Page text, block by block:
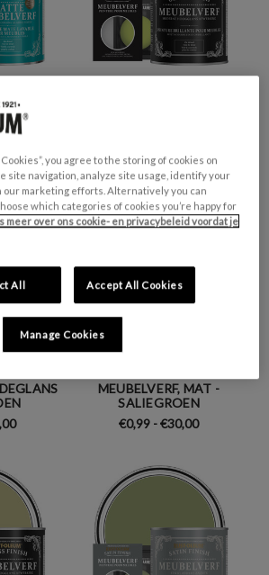
-
MEUBELVERF, MAT -
SALIEGROEN
€0,99 - €30,00
you agree to the storing of cookies on
site navigation, analyze site usage, identify your
our marketing efforts. Alternatively you can
which categories of cookies you’re happy for
meer over ons cookie- en privacybeleid voordat je
All Accept All Cookies
Manage Cookies